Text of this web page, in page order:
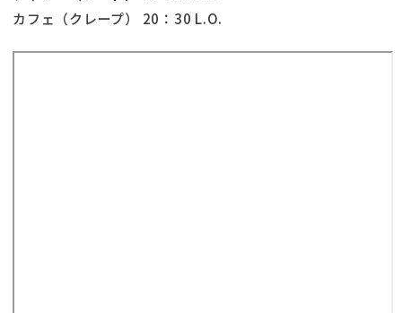
カフェ（クレープ） 20：30 L.O.